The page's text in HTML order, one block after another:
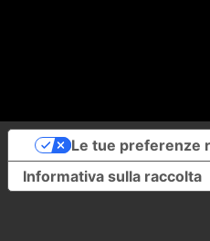
Informativa sulla raccolta
Le tue preferenze